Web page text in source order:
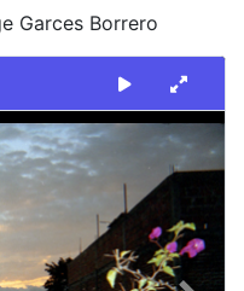
Garces Borrero